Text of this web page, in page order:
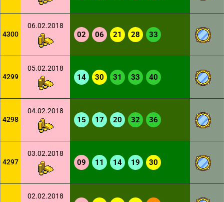
4300
06.02.2018
02 06 21 28 33
4299
05.02.2018
14 30 31 33 40
4298
04.02.2018
15 17 20 32 36
4297
03.02.2018
09 11 14 19 30
02.02.2018